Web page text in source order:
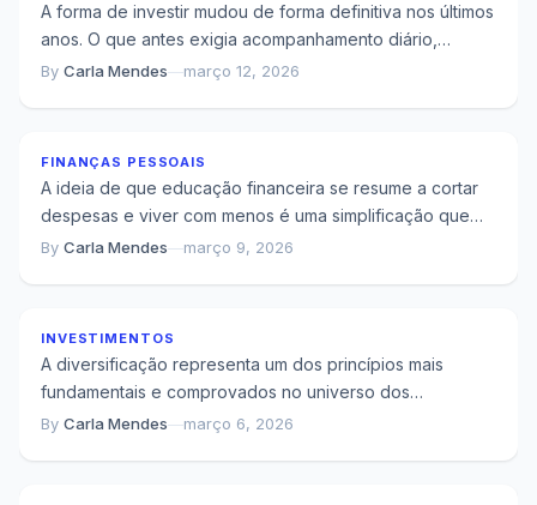
A forma de investir mudou de forma definitiva nos últimos
anos. O que antes exigia acompanhamento diário,
análises complicadas e decisões constantes...
By Carla Mendes—março 12, 2026
O Que Acontece Quando Você Entende Como o
FINANÇAS PESSOAIS
A ideia de que educação financeira se resume a cortar
despesas e viver com menos é uma simplificação que
faz mais mal...
By Carla Mendes—março 9, 2026
A Ilusão da Diversificação: Por Que Ter Muitos
INVESTIMENTOS
A diversificação representa um dos princípios mais
fundamentais e comprovados no universo dos
investimentos. Em sua essência, trata-se de uma
By Carla Mendes—março 6, 2026
Erros de Planejamento Que Custam Mais de 1